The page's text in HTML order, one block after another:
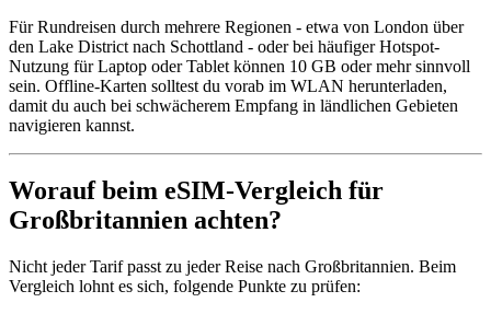
Für Rundreisen durch mehrere Regionen - etwa von London über
den Lake District nach Schottland - oder bei häufiger Hotspot-
Nutzung für Laptop oder Tablet können 10 GB oder mehr sinnvoll
sein. Offline-Karten solltest du vorab im WLAN herunterladen,
damit du auch bei schwächerem Empfang in ländlichen Gebieten
navigieren kannst.
Worauf beim eSIM-Vergleich für
Großbritannien achten?
Nicht jeder Tarif passt zu jeder Reise nach Großbritannien. Beim
Vergleich lohnt es sich, folgende Punkte zu prüfen: